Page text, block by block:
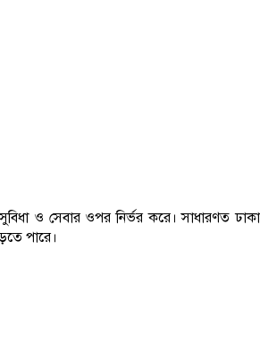
সুবিধা ও সেবার ওপর নির্ভর করে। সাধারণত
পারে।